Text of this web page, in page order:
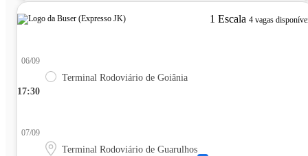
1 Escala 4 vagas
17:30
06/09
Terminal Rodoviário de Goiânia
07/09
Terminal Rodoviário de Guarulhos